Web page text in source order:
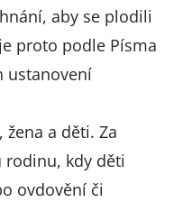
aby se plodili
proto podle Písma
ustanovení
a děti. Za
kdy děti
ovdovění či